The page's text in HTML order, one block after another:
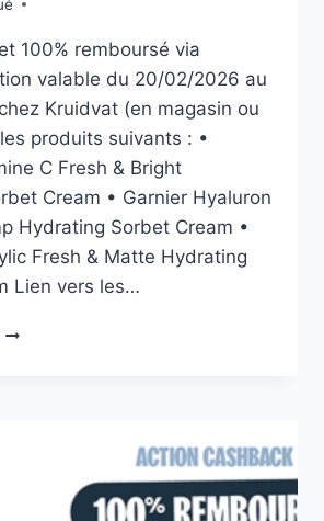
100% remboursé via
valable du 20/02/2026 au
Kruidvat (en magasin ou
produits suivants : •
C Fresh & Bright
Cream • Garnier Hyaluron
Hydrating Sorbet Cream •
Fresh & Matte Hydrating
Lien vers les…